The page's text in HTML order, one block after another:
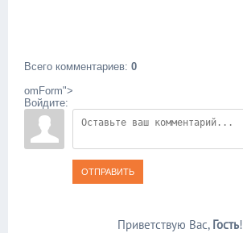
Всего комментариев: 0
omForm">
Войдите:
ОТПРАВИТЬ
Приветствую Вас, Гость!